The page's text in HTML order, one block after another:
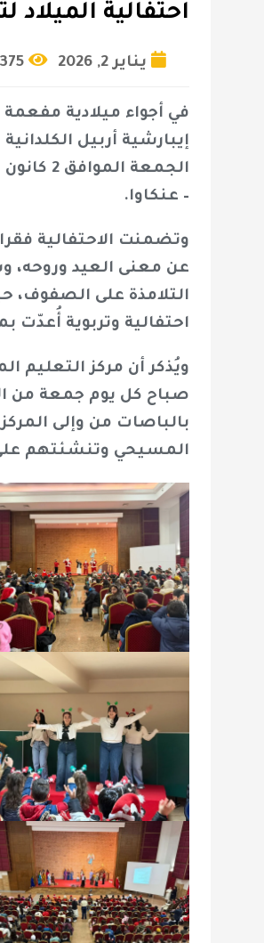
احتفالية الميلاد
يناير 2, 2026 375
في أجواء ميلادية مفعمة
إيبارشية أربيل
– عنكاوا.
وتضمنت الاحتفالية
عن معنى العيد وروحه،
التلامذة على
احتفالية وتربوية أُعدّت
ويُذكر أن مركز
صباح كل يوم جمعة من
بالباصات من وإلى
المسيحي وتنشئتهم